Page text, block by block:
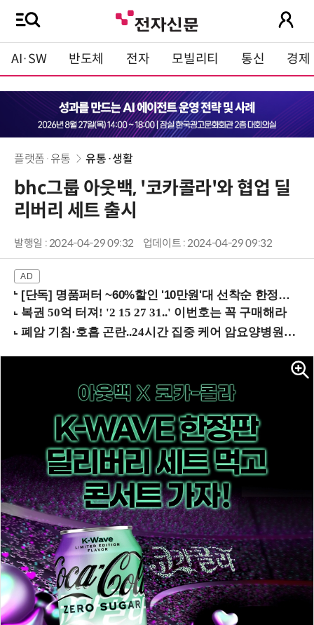
AI·SW 반도체 전자 모빌리티 통신 경제
플랫폼·유통 유통·생활
bhc그룹 아웃백, '코카콜라'와 협업 딜
리버리 세트 출시
발행일 : 2024-04-29 09:32 업데이트 : 2024-04-29 09:32
[단독] 명품퍼터 ~60%할인 '10만원'대 선착순 한정판매!